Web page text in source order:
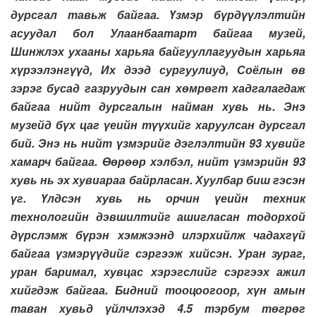
дурсгал тавьж байгаа. Үзмэр бүрдүүлэлтийн
асуудал бол Улаанбаатарт байгаа музей,
Шинжлэх ухааны харьяа байгууллагуудын харьяа
хүрээлэнгүүд, Их дээд сургуулиуд, Соёлын өв
зэрэг бусад газруудын сан хөмрөгт хадгалагдаж
байгаа нийт дурсгалын найман хувь нь. Энэ
музейд бүх цаг үеийн түүхийг харуулсан дурсгал
бий. Энэ нь нийт үзмэрийг дэглэлтийн 93 хувийг
хамарч байгаа. Өөрөөр хэлбэл, нийт үзмэрийн 93
хувь нь эх хувиараа байрласан. Хуулбар биш гэсэн
үг. Үлдсэн хувь нь орчин үеийн техник
технологийн дэвшилтийг ашигласан тодорхой
дүрслэмж бүрэн хэмжээнд илэрхийлж чадахгүй
байгаа үзмэрүүдийг сэргээж хийсэн. Уран зураг,
уран баримал, хувцас хэрэгслийг сэргээх ажил
хийгдэж байгаа. Бидний тооцоогоор, хүн амын
таван хувьд үйлчлэхэд 4.5 тэрбум төгрөг